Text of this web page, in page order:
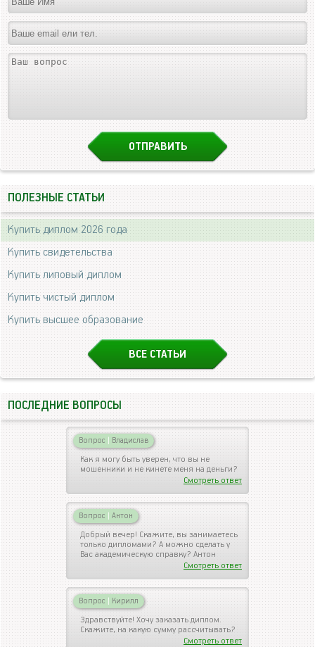
ПОЛЕЗНЫЕ СТАТЬИ
Купить диплом 2026 года
Купить свидетельства
Купить липовый диплом
Купить чистый диплом
Купить высшее образование
ВСЕ СТАТЬИ
ПОСЛЕДНИЕ ВОПРОСЫ
Вопрос | Владислав
Как я могу быть уверен, что вы не
мошенники и не кинете меня на деньги?
Смотреть ответ
Вопрос | Антон
Добрый вечер! Скажите, вы занимаетесь
только дипломами? А можно сделать у
Вас академическую справку? Антон
Смотреть ответ
Вопрос | Кирилл
Здравствуйте! Хочу заказать диплом.
Скажите, на какую сумму рассчитывать?
Смотреть ответ